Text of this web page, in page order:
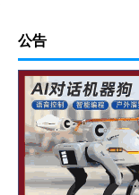
公告